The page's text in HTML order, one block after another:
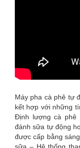
Máy pha cà phê tự
kết hợp với những
Định lượng cà phê
đánh sữa tự động
được cấp bằng